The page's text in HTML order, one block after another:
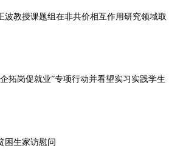
波教授课题组在非共价相互作用研究领域取
拓岗促就业”专项行动并看望实习实践学生
困生家访慰问